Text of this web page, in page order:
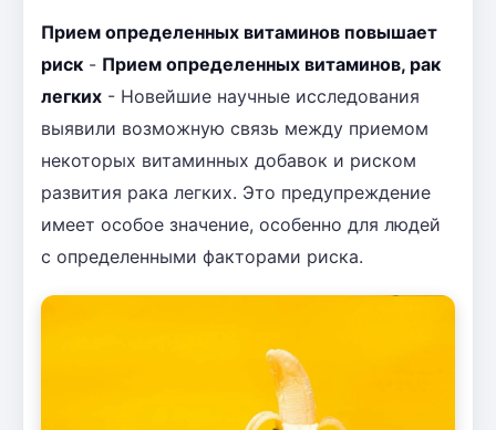
Прием определенных витаминов повышает
риск - Прием определенных витаминов, рак
легких - Новейшие научные исследования
выявили возможную связь между приемом
некоторых витаминных добавок и риском
развития рака легких. Это предупреждение
имеет особое значение, особенно для людей
с определенными факторами риска.